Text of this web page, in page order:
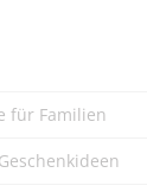
für Familien